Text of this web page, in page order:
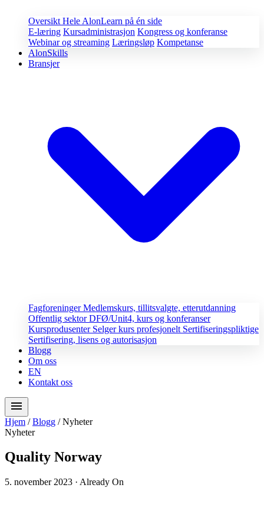
Oversikt Hele AlonLearn på én side
E-læring Kursadministrasjon Kongress og konferanse
Webinar og streaming Læringsløp Kompetanse
AlonSkills
Bransjer
FagforeningerMedlemskurs, tillitsvalgte, etterutdanning
Offentlig sektorDFØ/Unit4, kurs og konferanser
Kursprodusenter Selger kurs profesjonelt Sertifiseringspliktige
Sertifisering, lisens og autorisasjon
Blogg
Om oss
EN
Kontakt oss
menu
Hjem / Blogg / Nyheter
Nyheter
Quality Norway
5. november 2023 · Already On